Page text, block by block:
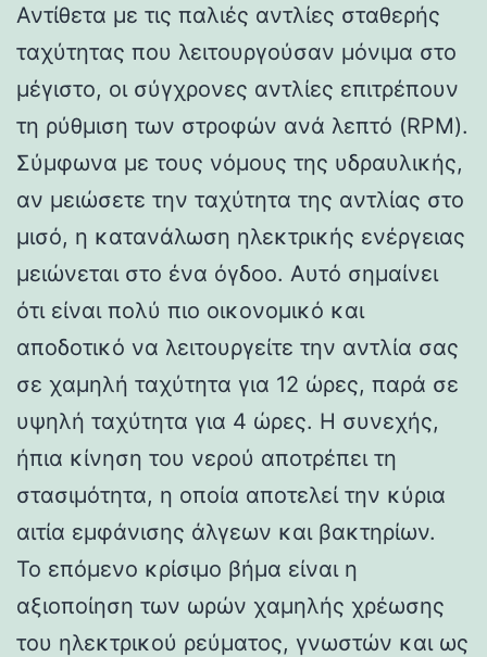
Αντίθετα με τις παλιές αντλίες σταθερής
ταχύτητας που λειτουργούσαν μόνιμα στο
μέγιστο, οι σύγχρονες αντλίες επιτρέπουν
τη ρύθμιση των στροφών ανά λεπτό (RPM).
Σύμφωνα με τους νόμους της υδραυλικής,
αν μειώσετε την ταχύτητα της αντλίας στο
μισό, η κατανάλωση ηλεκτρικής ενέργειας
μειώνεται στο ένα όγδοο. Αυτό σημαίνει
ότι είναι πολύ πιο οικονομικό και
αποδοτικό να λειτουργείτε την αντλία σας
σε χαμηλή ταχύτητα για 12 ώρες, παρά σε
υψηλή ταχύτητα για 4 ώρες. Η συνεχής,
ήπια κίνηση του νερού αποτρέπει τη
στασιμότητα, η οποία αποτελεί την κύρια
αιτία εμφάνισης άλγεων και βακτηρίων.
Το επόμενο κρίσιμο βήμα είναι η
αξιοποίηση των ωρών χαμηλής χρέωσης
του ηλεκτρικού ρεύματος, γνωστών και ως